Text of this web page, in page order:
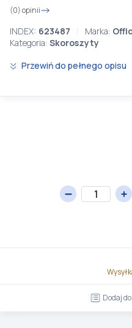
(0) opinii
INDEX: 623487 Marka:
Kategoria: Skoroszyty
Przewiń do pełnego opisu
Dodaj